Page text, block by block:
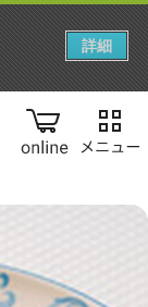
online
詳細